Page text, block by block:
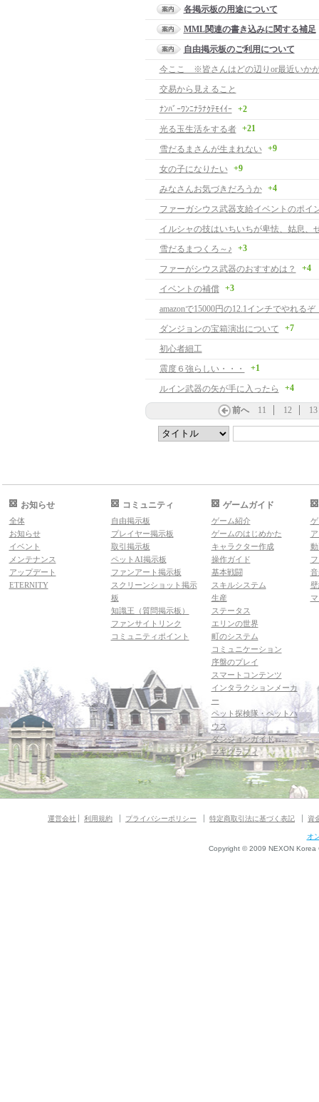
各掲示板の用途について
MML関連の書き込みに関する補足
自由掲示板のご利用について
今ここ ※皆さんはどの辺りor最近いか
交易から見えること
ﾅﾝﾊﾞｰﾜﾝﾆﾅﾗﾅｸﾃﾓｲｲｰ
+2
光る玉生活をする者
+21
雪だるまさんが生まれない +9
女の子になりたい +9
みなさんお気づきだろうか +4
イルシャの技はいちいちが卑怯、姑息、
雪だるまつくろ～♪
+3
ファーがシウス武器のおすすめは？ +4
イベントの補償 +3
amazonで15000円の12.1インチでやれるぞ
ダンジョンの宝箱演出について
+7
初心者細工
震度６強らしい・・・
+1
ルイン武器の矢が手に入ったら +4
前へ 11 12 13
お知らせ
全体
お知らせ
イベント
メンテナンス
アップデート
ETERNITY
コミュニティ
自由掲示板
プレイヤー掲示板
取引掲示板
ペットAI掲示板
ファンアート掲示板
スクリーンショット掲示
板
知識王（質問掲示板）
ファンサイトリンク
コミュニティポイント
ゲームガイド
ゲーム紹介
ゲームのはじめかた
キャラクター作成
操作ガイド
基本戦闘
スキルシステム
生産
ステータス
エリンの世界
町のシステム
コミュニケーション
序盤のプレイ
スマートコンテンツ
インタラクションメーカ
ー
ペット探検隊・ペットハ
ウス
ダンジョンガイド
マギグラフィ
運営会社 利用規約 プライバシーポリシー 特定商取引法に基づく表記 資
オ
Copyright © 2009 NEXON Korea